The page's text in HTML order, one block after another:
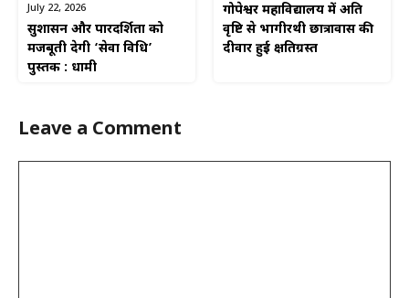
July 22, 2026
सुशासन और पारदर्शिता को
मजबूती देगी ‘सेवा विधि’
पुस्तक : धामी
गोपेश्वर महाविद्यालय में अति
वृष्टि से भागीरथी छात्रावास की
दीवार हुई क्षतिग्रस्त
Leave a Comment